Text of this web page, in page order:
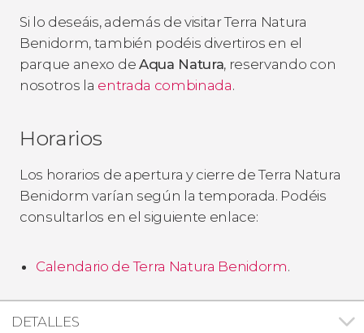
Si lo deseáis, además de visitar Terra Natura
Benidorm, también podéis divertiros en el
parque anexo de Aqua Natura, reservando con
nosotros la entrada combinada.
Horarios
Los horarios de apertura y cierre de Terra Natura
Benidorm varían según la temporada. Podéis
consultarlos en el siguiente enlace:
Calendario de Terra Natura Benidorm.
DETALLES